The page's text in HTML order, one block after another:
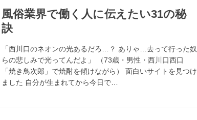
風俗業界で働く人に伝えたい31の秘
訣
「西川口のネオンの光あるだろ…？ ありゃ…去って行った奴
らの悲しみで光ってんだよ」 （73歳・男性・西川口西口
「焼き鳥次郎」で焼酎を傾けながら） 面白いサイトを見つけ
ました 自分が生まれてから今日で…